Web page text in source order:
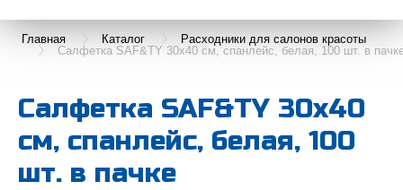
Главная Каталог
Расходники для салонов красоты
Салфетка SAF&TY 30х40 см, спанлейс, белая, 100 шт. в
Салфетка SAF&TY 30х40
см, спанлейс, белая, 100
шт. в пачке